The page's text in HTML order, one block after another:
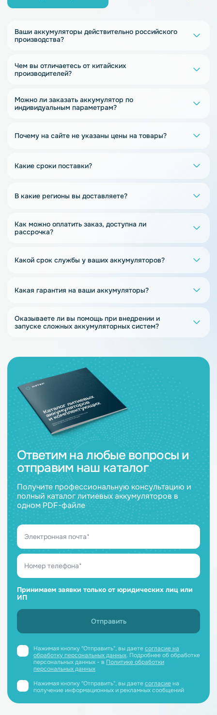
Ваши аккумуляторы действительно российского
производства?
Чем вы отличаетесь от китайских
производителей?
Можно ли заказать аккумулятор по
индивидуальным параметрам?
Почему на сайте не указаны цены на товары?
Какие сроки поставки?
В какие регионы вы доставляете?
Как можно оплатить заказ, доступна ли
рассрочка?
Какой срок службы у ваших аккумуляторов?
Какая гарантия на ваши аккумуляторы?
Оказываете ли вы помощь при внедрении и
запуске сложных аккумуляторных систем?
Ответим на любые вопросы и
отправим наш каталог
Получите профессиональную консультацию и
полный каталог литиевых аккумуляторов в
одном PDF-файле
Принимаем заявки только от юридических лиц или
ИП
Нажимая кнопку "Отправить", вы даетесогласие на
обработку персональных данных. Подробнее об обработке
персональных данных - в Политике обработки
персональных данных
Нажимая кнопку "Отправить", вы даетесогласиена
получение информационных и рекламных сообщений